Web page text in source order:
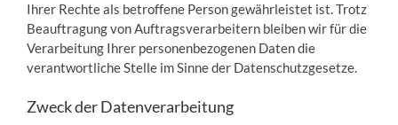
Ihrer Rechte als betroffene Person gewährleistet ist. Trotz
Beauftragung von Auftragsverarbeitern bleiben wir für die
Verarbeitung Ihrer personenbezogenen Daten die
verantwortliche Stelle im Sinne der Datenschutzgesetze.
Zweck der Datenverarbeitung